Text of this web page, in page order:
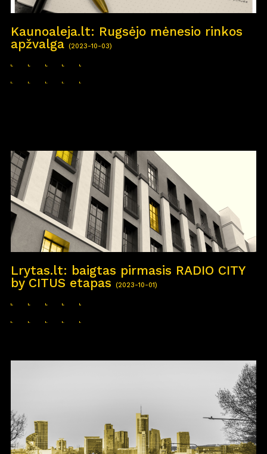
Kaunoaleja.lt: Rugsėjo mėnesio rinkos
apžvalga(2023-10-03)
Lrytas.lt: baigtas pirmasis RADIO CITY
by CITUS etapas
(2023-10-01)